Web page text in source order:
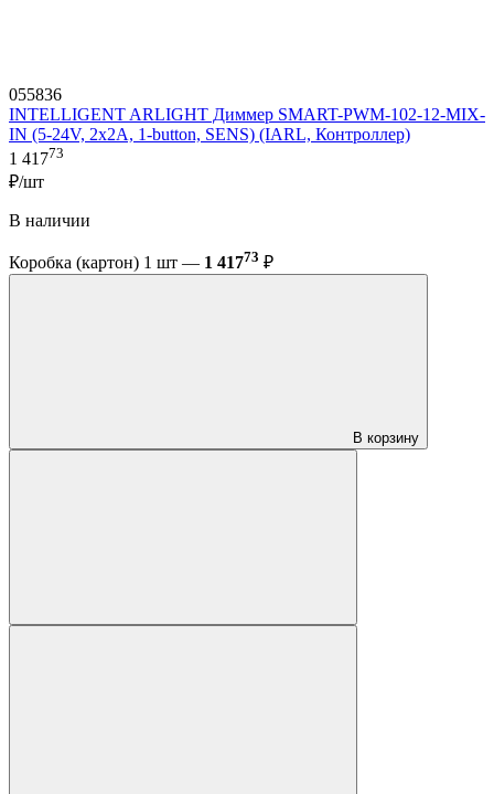
055836
INTELLIGENT ARLIGHT Диммер SMART-PWM-102-12-MIX-
IN (5-24V, 2x2A, 1-button, SENS) (IARL, Контроллер)
1 41773
₽/шт
В наличии
Коробка (картон) 1 шт — 1 41773 ₽
В корзину